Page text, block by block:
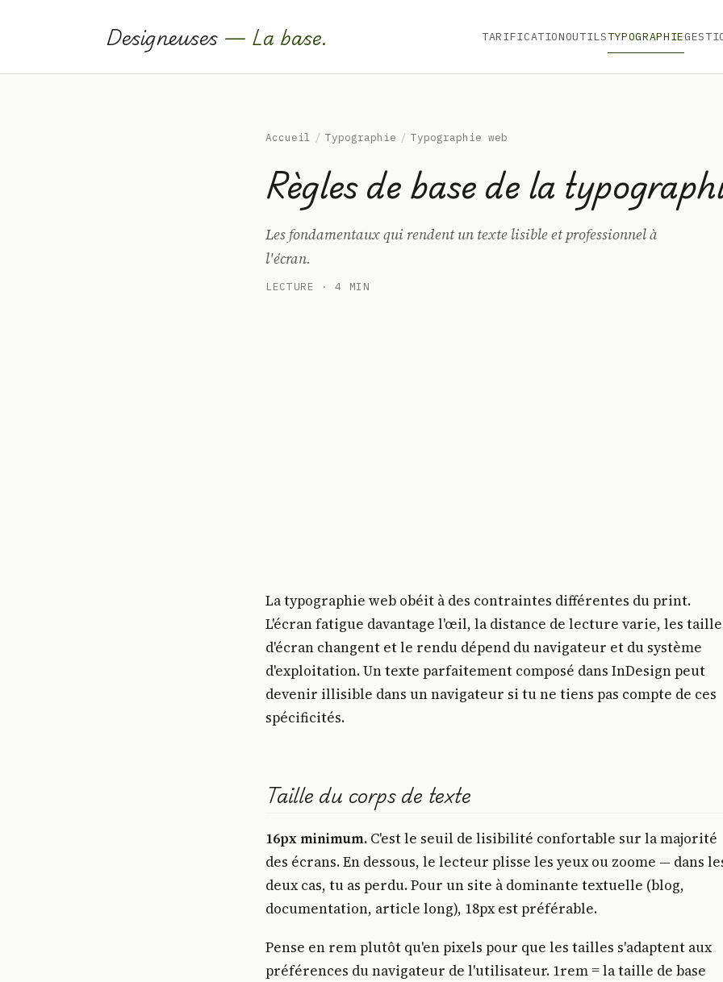
Designeuses — La base. TARIFICATIONOUTILSTYPOGRAPHIE
Accueil / Typographie / Typographie web
Règles de base de la
Les fondamentaux qui rendent un texte lisible et professionnel à
l'écran.
LECTURE · 4 MIN
La typographie web obéit à des contraintes différentes du print.
L'écran fatigue davantage l'œil, la distance de lecture varie, les
d'écran changent et le rendu dépend du navigateur et du système
d'exploitation. Un texte parfaitement composé dans InDesign peut
devenir illisible dans un navigateur si tu ne tiens pas compte de ces
spécificités.
Taille du corps de texte
16px minimum. C'est le seuil de lisibilité confortable sur la majorité
des écrans. En dessous, le lecteur plisse les yeux ou zoome — dans
deux cas, tu as perdu. Pour un site à dominante textuelle (blog,
documentation, article long), 18px est préférable.
Pense en rem plutôt qu'en pixels pour que les tailles s'adaptent aux
préférences du navigateur de l'utilisateur. 1rem = la taille de base